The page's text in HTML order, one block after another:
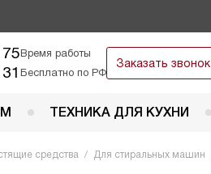
Время работы
Бесплатно по РФ
Заказать звонок
ТЕХНИКА ДЛЯ КУХНИ
средства Для стиральных машин